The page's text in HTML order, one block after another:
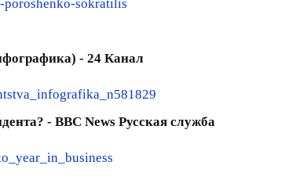
poroshenko-sokratilis
- 24 Канал
- BBC News Русская служба